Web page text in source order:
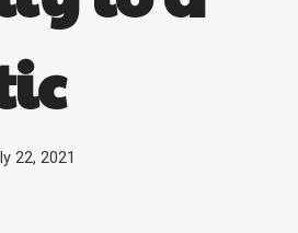
22, 2021